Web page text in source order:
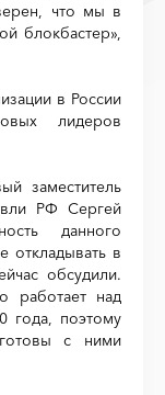
что мы в
блокбастер»,
в России
лидеров
заместитель
РФ Сергей
данного
откладывать в
обсудили.
работает над
года, поэтому
с ними